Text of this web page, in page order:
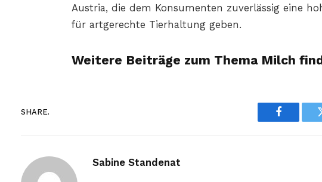
Austria, die dem Konsumenten zuverlässig eine
für artgerechte Tierhaltung geben.
Weitere Beiträge zum Thema Milch
SHARE.
Facebook
Sabine Standenat